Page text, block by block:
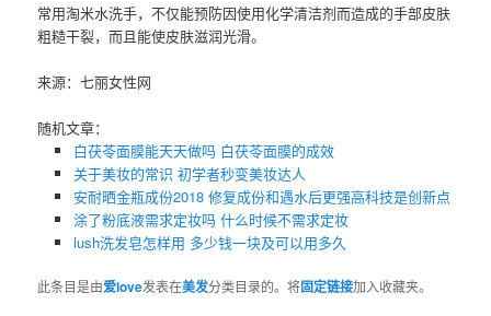
常用淘米水洗手，不仅能预防因使用化学清洁剂而造成的手部皮肤
粗糙干裂，而且能使皮肤滋润光滑。
来源：七丽女性网
随机文章：
白茯苓面膜能天天做吗 白茯苓面膜的成效
关于美妆的常识 初学者秒变美妆达人
安耐晒金瓶成份2018 修复成份和遇水后更强高科技是创新点
涂了粉底液需求定妆吗​ 什么时候不需求定妆
lush洗发皂怎样用 多少钱一块及可以用多久
此条目是由爱love发表在美发分类目录的。将固定链接加入收藏夹。